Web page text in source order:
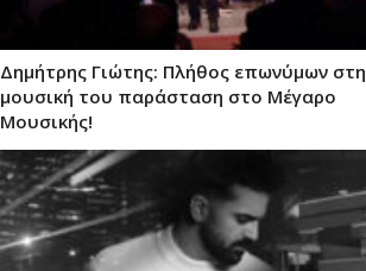
Δημήτρης Γιώτης: Πλήθος επωνύμων στη
μουσική του παράσταση στο Μέγαρο
Μουσικής!